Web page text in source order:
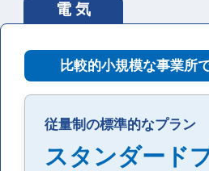
電 気
比較的小規模な事業所
従量制の標準的なプラン
スタンダード